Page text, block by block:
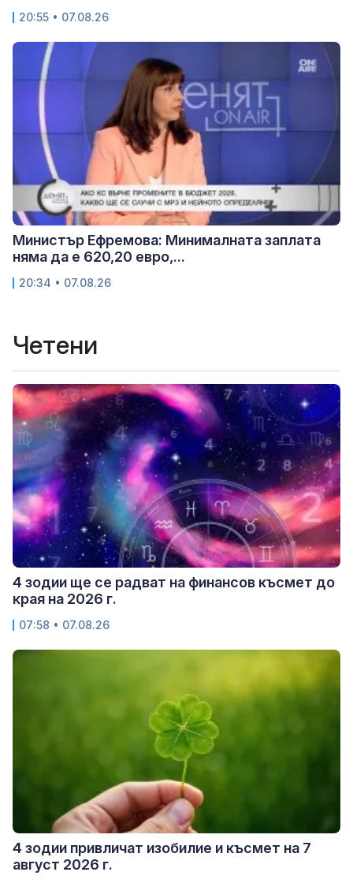
20:55 • 07.08.26
Министър Ефремова: Минималната заплата
няма да е 620,20 евро,...
20:34 • 07.08.26
Четени
4 зодии ще се радват на финансов късмет до
края на 2026 г.
07:58 • 07.08.26
4 зодии привличат изобилие и късмет на 7
август 2026 г.